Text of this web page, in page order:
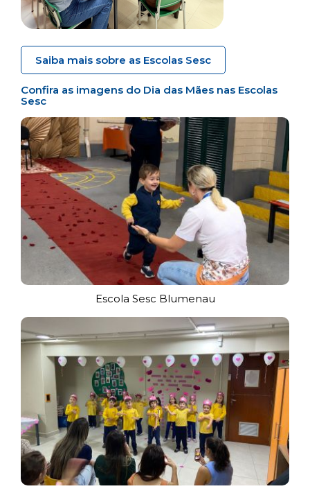
Saiba mais sobre as Escolas Sesc
Confira as imagens do Dia das Mães nas Escolas
Sesc
Escola Sesc Blumenau